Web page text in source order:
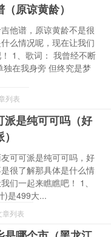
原谅黄龄）
他谱，原谅黄龄不是很
么情况呢，现在让我们
1、歌词： 我曾经不断
独在我身旁 但终究是梦
列表
派是纯可可吗（好
可可派是纯可可吗，好
很了解那具体是什么情
们一起来瞧瞧吧！ 1、
)是499大...
章列表